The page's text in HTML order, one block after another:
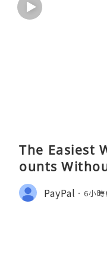
The Easiest
ounts
PayPal 6小時